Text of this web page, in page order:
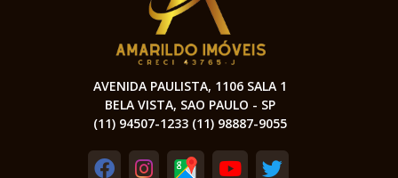
AVENIDA PAULISTA, 1106 SALA 1
BELA VISTA, SAO PAULO - SP
(11) 94507-1233 (11) 98887-9055